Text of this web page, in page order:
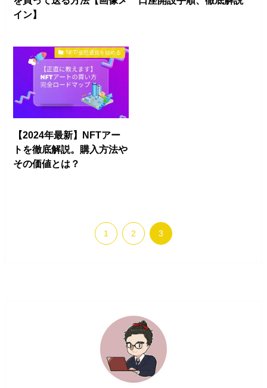
イン】
NFT/仮想通貨を始める
【2024年最新】NFTアー
トを徹底解説。購入方法や
その価値とは？
1 2 3